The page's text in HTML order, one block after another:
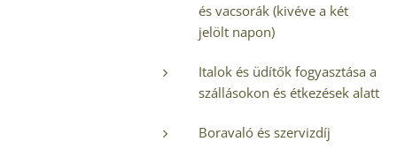
és vacsorák (kivéve a két
jelölt napon)
Italok és üdítők fogyasztása a
szállásokon és étkezések alatt
Boravaló és szervizdíj